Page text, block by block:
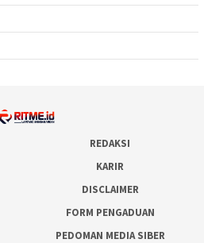
REDAKSI
KARIR
DISCLAIMER
FORM PENGADUAN
PEDOMAN MEDIA SIBER